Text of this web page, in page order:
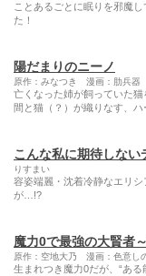
ことあるごとに眠りを邪魔
た！
陽だまりのニーノ
原作：みなつき 漫画：肋兵器
亡くなった姉が飼っていた
間と猫（？）が織りなす、
こんな私に期待しない
りすまい
容姿端麗・沈着冷静なエリ
が…!?
魔力0で最強の大賢者
原作：空地大乃 漫画：色意し
生まれつき魔力0だが、“あ